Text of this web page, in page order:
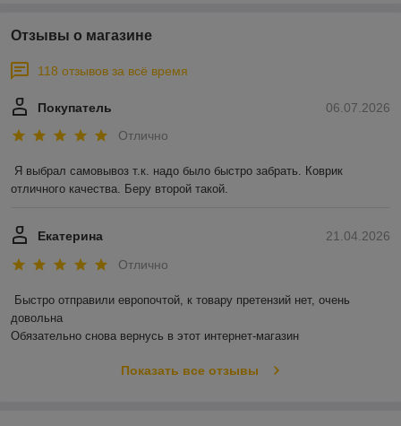
Отзывы о магазине
118 отзывов за всё время
06.07.2026
Покупатель
Отлично
Я выбрал самовывоз т.к. надо было быстро забрать. Коврик
отличного качества. Беру второй такой.
21.04.2026
Екатерина
Отлично
Быстро отправили европочтой, к товару претензий нет, очень
довольна
Обязательно снова вернусь в этот интернет-магазин
Показать все отзывы